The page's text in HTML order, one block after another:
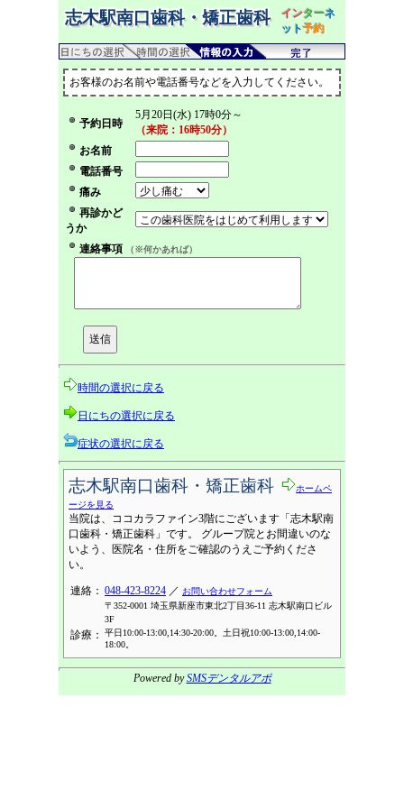
志木駅南口歯科・矯正歯科 インターネ
ット予約
お客様のお名前や電話番号などを入力してください。
予約日時
5月20日(水) 17時0分～
（来院：16時50分）
お名前
電話番号
痛み
再診かど
うか
連絡事項
（※何かあれば）
時間の選択に戻る
日にちの選択に戻る
症状の選択に戻る
志木駅南口歯科・矯正歯科
ホームペ
ージを見る
当院は、ココカラファイン3階にございます「志木駅南
口歯科・矯正歯科」です。 グループ院とお間違いのな
いよう、医院名・住所をご確認のうえご予約くださ
い。
連絡： 048-423-8224 ／ お問い合わせフォーム
〒352-0001 埼玉県新座市東北2丁目36-11 志木駅南口ビル
3F
診療：
平日10:00-13:00,14:30-20:00。土日祝10:00-13:00,14:00-
18:00。
Powered bySMSデンタルアポ